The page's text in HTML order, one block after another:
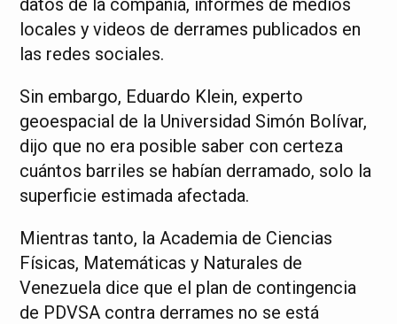
locales y videos de derrames publicados en
las redes sociales.
Sin embargo, Eduardo Klein, experto
geoespacial de la Universidad Simón Bolívar,
dijo que no era posible saber con certeza
cuántos barriles se habían derramado, solo la
superficie estimada afectada.
Mientras tanto, la Academia de Ciencias
Físicas, Matemáticas y Naturales de
Venezuela dice que el plan de contingencia
de PDVSA contra derrames no se está